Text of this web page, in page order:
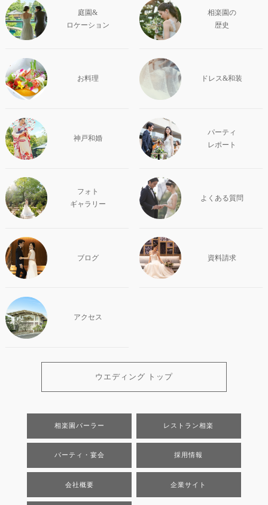
庭園&
ロケーション
相楽園の
歴史
お料理 ドレス&和装
神戸和婚
パーティ
レポート
フォト
ギャラリー
よくある質問
ブログ 資料請求
アクセス
ウエディング トップ
相楽園パーラー レストラン相楽
パーティ・宴会 採用情報
会社概要 企業サイト